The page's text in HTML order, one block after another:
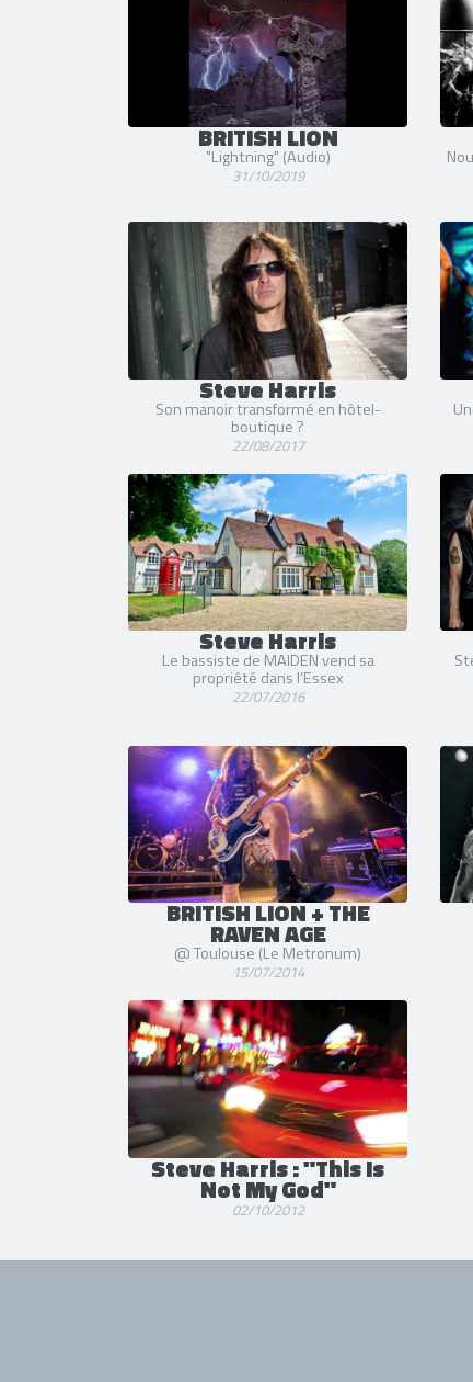
BRITISH LION
"Lightning" (Audio)
31/10/2019
Steve Harris
Son manoir transformé en hôtel-
boutique ?
22/08/2017
Steve Harris
Le bassiste de MAIDEN vend sa
propriété dans l’Essex
22/07/2016
BRITISH LION + THE
RAVEN AGE
@ Toulouse (Le Metronum)
15/07/2014
Steve Harris : "This Is
Not My God"
02/10/2012